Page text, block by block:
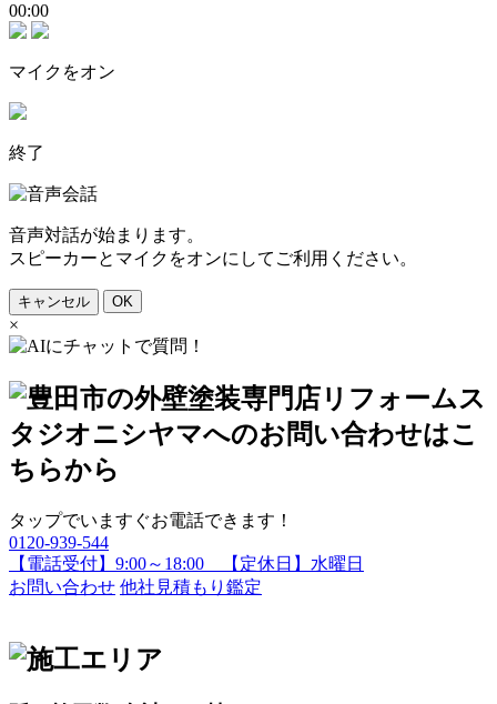
00:00
マイクをオン
終了
音声対話が始まります。
スピーカーとマイクをオンにしてご利用ください。
キャンセル OK
×
タップでいますぐお電話できます！
0120-939-544
【電話受付】9:00～18:00 【定休日】水曜日
お問い合わせ 他社見積もり鑑定